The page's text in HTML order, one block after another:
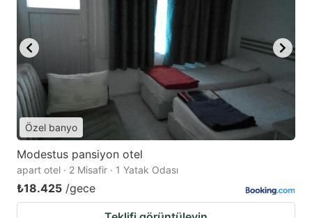
Özel banyo
Modestus pansiyon otel
apart otel · 2 Misafir · 1 Yatak Odası
₺18.425 /gece